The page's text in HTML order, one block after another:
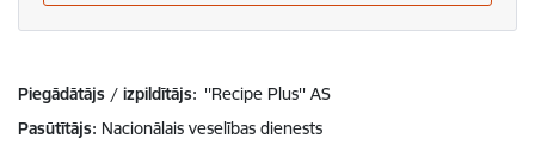
Piegādātājs / izpildītājs: ''Recipe Plus'' AS
Pasūtītājs Nacionālais veselības dienests